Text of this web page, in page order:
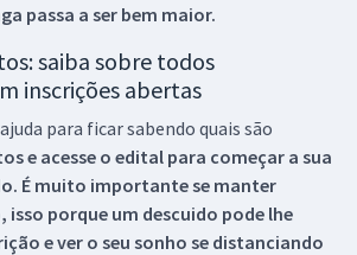
passa a ser bem maior.
saiba sobre todos
inscrições abertas
para ficar sabendo quais são
e acesse o edital para começar a sua
É muito importante se manter
porque um descuido pode lhe
e ver o seu sonho se distanciando